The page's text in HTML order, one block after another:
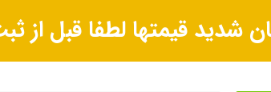
شدید قیمتها لطفا قبل